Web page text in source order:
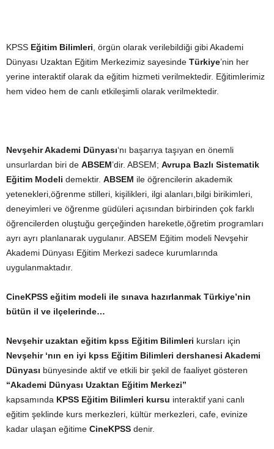
KPSS Eğitim Bilimleri , örgün olarak verilebildiği gibi Akademi
Dünyası Uzaktan Eğitim Merkezimiz sayesinde Türkiye’nin her
yerine interaktif olarak da eğitim hizmeti verilmektedir. Eğitimlerimiz
hem video hem de canlı etkileşimli olarak verilmektedir.
Nevşehir Akademi Dünyası‘nı başarıya taşıyan en önemli
unsurlardan biri de ABSEM’dir. ABSEM; Avrupa Bazlı Sistematik
Eğitim Modeli demektir. ABSEM ile öğrencilerin akademik
yetenekleri,öğrenme stilleri, kişilikleri, ilgi alanları,bilgi birikimleri,
deneyimleri ve öğrenme güdüleri açısından birbirinden çok farklı
öğrencilerden oluştuğu gerçeğinden hareketle,öğretim programları
ayrı ayrı planlanarak uygulanır. ABSEM Eğitim modeli Nevşehir
Akademi Dünyası Eğitim Merkezi sadece kurumlarında
uygulanmaktadır.
CineKPSS eğitim modeli ile sınava hazırlanmak Türkiye’nin
bütün il ve ilçelerinde…
Nevşehir uzaktan eğitim kpss Eğitim Bilimleri kursları için
Nevşehir ‘nın en iyi kpss Eğitim Bilimleri dershanesi Akademi
Dünyası bünyesinde aktif ve etkili bir şekil de faaliyet gösteren
“Akademi Dünyası Uzaktan Eğitim Merkezi”
kapsamında KPSS Eğitim Bilimleri kursu interaktif yani canlı
eğitim şeklinde kurs merkezleri, kültür merkezleri, cafe, evinize
kadar ulaşan eğitime CineKPSS denir.